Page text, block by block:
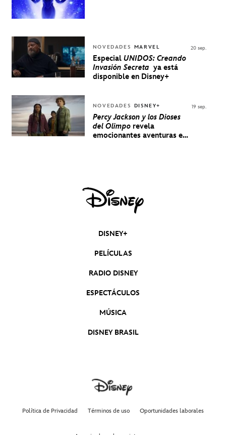
NOVEDADES MARVEL
Especial UNIDOS: Creando
Invasión Secreta ya está
disponible en Disney+
20 sep.
NOVEDADES DISNEY+
Percy Jackson y los Dioses
del Olimporevela
emocionantes aventuras en
19 sep.
DISNEY+
PELÍCULAS
RADIO DISNEY
ESPECTÁCULOS
MÚSICA
DISNEY BRASIL
Política de Privacidad Términos de uso Oportunidades laborales